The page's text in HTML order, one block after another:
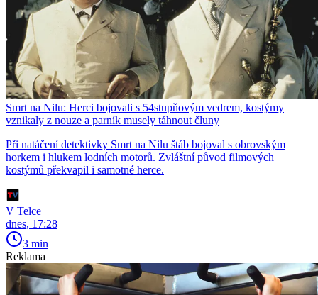
Smrt na Nilu: Herci bojovali s 54stupňovým vedrem, kostýmy
vznikaly z nouze a parník musely táhnout čluny
Při natáčení detektivky Smrt na Nilu štáb bojoval s obrovským
horkem i hlukem lodních motorů. Zvláštní původ filmových
kostýmů překvapil i samotné herce.
V Telce
dnes, 17:28
3 min
Reklama